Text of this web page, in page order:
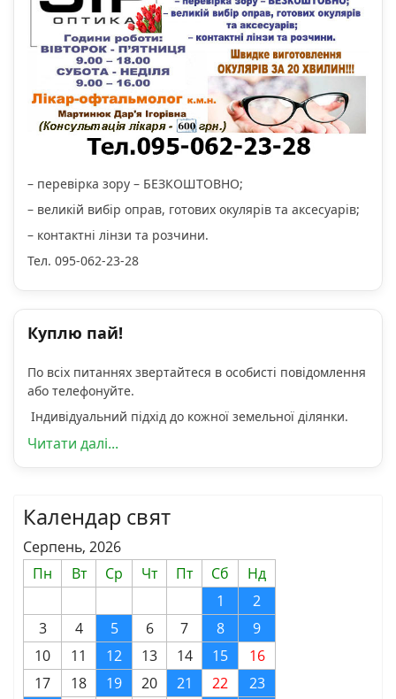
– перевірка зору – БЕЗКОШТОВНО;
– великій вибір оправ, готових окулярів та аксесуарів;
– контактні лінзи та розчини.
Тел. 095-062-23-28
Куплю пай!
По всіх питаннях звертайтеся в особисті повідомлення
або телефонуйте.
Індивідуальний підхід до кожної земельної ділянки.
Читати далі...
Календар свят
Серпень, 2026
Пн
Вт Ср Чт Пт Сб
Нд
1
2
3
4 5 6 7 8
9
10
11 12 13 14 15
16
17
18 19 20 21 22
23